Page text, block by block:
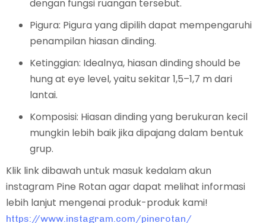
dengan fungsi ruangan tersebut.
Pigura: Pigura yang dipilih dapat mempengaruhi
penampilan hiasan dinding.
Ketinggian: Idealnya, hiasan dinding should be
hung at eye level, yaitu sekitar 1,5–1,7 m dari
lantai.
Komposisi: Hiasan dinding yang berukuran kecil
mungkin lebih baik jika dipajang dalam bentuk
grup.
Klik link dibawah untuk masuk kedalam akun
instagram Pine Rotan agar dapat melihat informasi
lebih lanjut mengenai produk-produk kami!
https://www.instagram.com/pinerotan/